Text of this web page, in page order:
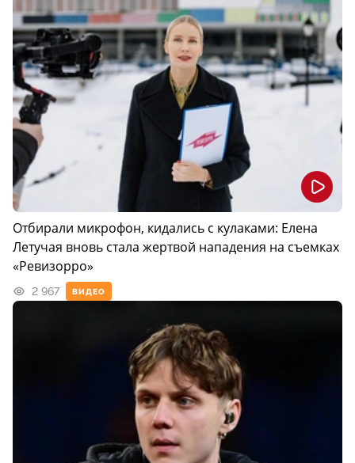
ВИДЕО
Отбирали микрофон, кидались с кулаками: Елена
Летучая вновь стала жертвой нападения на съемках
«Ревизорро»
2 967